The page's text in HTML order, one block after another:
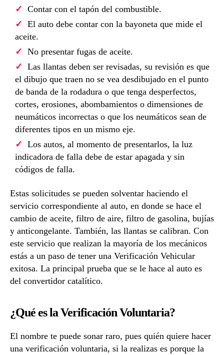
Contar con el tapón del combustible.
El auto debe contar con la bayoneta que mide el
aceite.
No presentar fugas de aceite.
Las llantas deben ser revisadas, su revisión es que
el dibujo que traen no se vea desdibujado en el punto
de banda de la rodadura o que tenga desperfectos,
cortes, erosiones, abombamientos o dimensiones de
neumáticos incorrectas o que los neumáticos sean de
diferentes tipos en un mismo eje.
Los autos, al momento de presentarlos, la luz
indicadora de falla debe de estar apagada y sin
códigos de falla.
Estas solicitudes se pueden solventar haciendo el
servicio correspondiente al auto, en donde se hace el
cambio de aceite, filtro de aire, filtro de gasolina, bujías
y anticongelante. También, las llantas se calibran. Con
este servicio que realizan la mayoría de los mecánicos
estás a un paso de tener una Verificación Vehicular
exitosa. La principal prueba que se le hace al auto es
del convertidor catalítico.
¿Qué es la Verificación Voluntaria?
El nombre te puede sonar raro, pues quién quiere hacer
una verificación voluntaria, si la realizas es porque la